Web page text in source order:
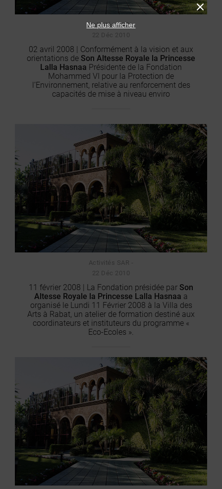
Ne plus afficher
Activités SAR -
22 Déc 2010
02 avril 2008 | Conformément à la vision et aux
orientations de Son Altesse Royale la Princesse
Lalla Hasnaa Présidente de la Fondation
Mohammed VI pour la Protection de
l’Environnement, relative au renforcement des
capacités de mise à niveau enviro
Activités SAR -
22 Déc 2010
11 février 2008 | La Fondation présidée par Son
Altesse Royale la Princesse Lalla Hasnaa a
organisé le Lundi 11 Février 2008 à la Villa des
Arts à Rabat, un atelier de formation destiné aux
coordinateurs et instituteurs du programme «
Eco-Ecoles ».